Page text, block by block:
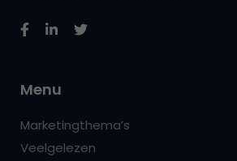
Menu
Marketingthema’s
Veelgelezen